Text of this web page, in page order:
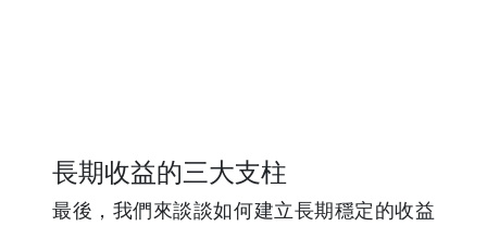
長期收益的三大支柱
最後，我們來談談如何建立長期穩定的收益